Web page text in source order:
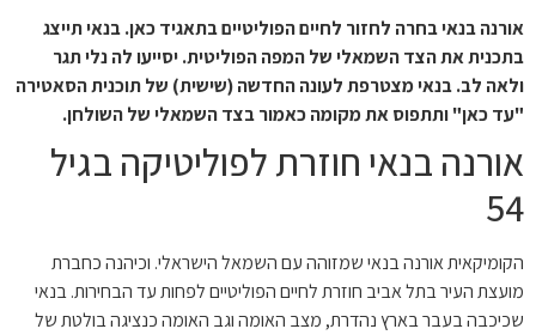
אורנה בנאי בחרה לחזור לחיים הפוליטיים בתאגיד כאן. בנאי תייצג
בתכנית את הצד השמאלי של המפה הפוליטית. יסייעו לה נלי תגר
ולאה לב. בנאי מצטרפת לעונה החדשה (שישית) של תוכנית הסאטירה
"עד כאן" ותתפוס את מקומה כאמור בצד השמאלי של השולחן.
אורנה בנאי חוזרת לפוליטיקה בגיל
54
הקומיקאית אורנה בנאי שמזוהה עם השמאל הישראלי. וכיהנה כחברת
מועצת העיר בתל אביב חוזרת לחיים הפוליטיים לפחות עד הבחירות. בנאי
שכיכבה בעבר בארץ נהדרת, מצב האומה וגב האומה כנציגה בולטת של